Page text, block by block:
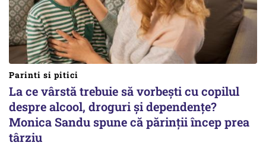
Parinti si pitici
La ce vârstă trebuie să vorbești cu copilul
despre alcool, droguri și dependențe?
Monica Sandu spune că părinții încep prea
târziu